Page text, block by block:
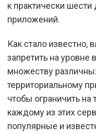
к практически
приложений.
Как стало
запретить на уровне
множеству
территориальному
чтобы ограничить на
каждому из этих
популярные и